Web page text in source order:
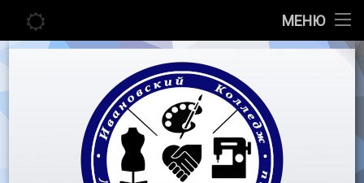
МЕНЮ
Главная
Педагогу
Перейти